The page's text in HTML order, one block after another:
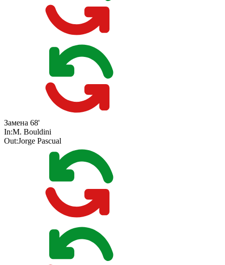
Замена 68'
In:M. Bouldini
Out:Jorge Pascual